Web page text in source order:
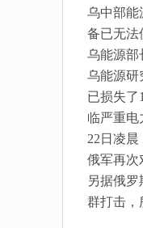
乌中部能
备已无法
乌能源部
乌能源研
已损失了
临严重电
22日凌
俄军再次
另据俄
群打击，